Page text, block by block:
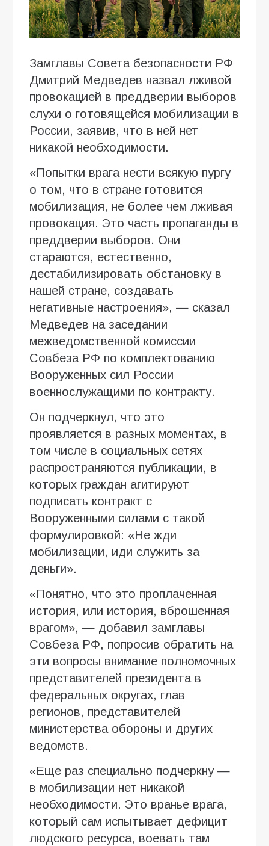
Замглавы Совета безопасности РФ
Дмитрий Медведев назвал лживой
провокацией в преддверии выборов
слухи о готовящейся мобилизации в
России, заявив, что в ней нет
никакой необходимости.
«Попытки врага нести всякую пургу
о том, что в стране готовится
мобилизация, не более чем лживая
провокация. Это часть пропаганды в
преддверии выборов. Они
стараются, естественно,
дестабилизировать обстановку в
нашей стране, создавать
негативные настроения», — сказал
Медведев на заседании
межведомственной комиссии
Совбеза РФ по комплектованию
Вооруженных сил России
военнослужащими по контракту.
Он подчеркнул, что это
проявляется в разных моментах, в
том числе в социальных сетях
распространяются публикации, в
которых граждан агитируют
подписать контракт с
Вооруженными силами с такой
формулировкой: «Не жди
мобилизации, иди служить за
деньги».
«Понятно, что это проплаченная
история, или история, вброшенная
врагом», — добавил замглавы
Совбеза РФ, попросив обратить на
эти вопросы внимание полномочных
представителей президента в
федеральных округах, глав
регионов, представителей
министерства обороны и других
ведомств.
«Еще раз специально подчеркну —
в мобилизации нет никакой
необходимости. Это вранье врага,
который сам испытывает дефицит
людского ресурса, воевать там